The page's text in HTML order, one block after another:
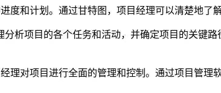
度和计划。通过甘特图，项目经理可以清楚地了
析项目的各个任务和活动，并确定项目的关键
理对项目进行全面的管理和控制。通过项目管